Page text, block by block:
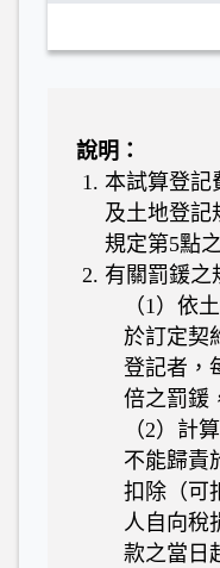
說明：
本試算登記
及土地登記
規定第5點
有關罰鍰之
（1）依
於訂定契
登記者，
倍之罰鍰
（2）計
不能歸責
扣除（可
人自向稅
款之當日